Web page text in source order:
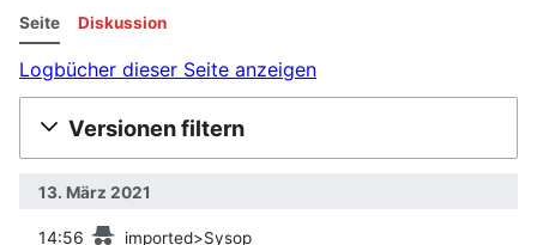
Seite Diskussion
Logbücher dieser Seite anzeigen
Versionen filtern
13. März 2021
14:56 imported>Sysop